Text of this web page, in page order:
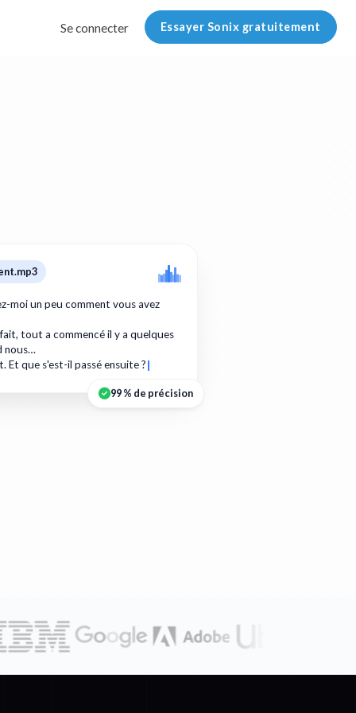
Se connecter Essayer Sonix gratuitement
moi un peu comment vous avez
tout a commencé il y a quelques
nous…
Et que s'est-il passé ensuite ?
99 % de précision